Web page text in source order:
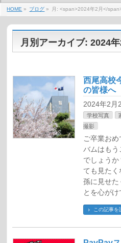
HOME » ブログ » 月: <span>2024年2月</
月別アーカイブ: 2024年
西尾高校
の皆様へ
2024年2月
学校写真
撮影
ご卒業お
バムはもう
でしょう
ても見た
孫に見せた
とを心が
この記事を